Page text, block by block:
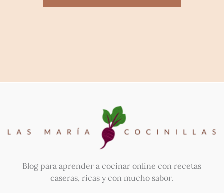
Blog para aprender a cocinar online con recetas
caseras, ricas y con mucho sabor.